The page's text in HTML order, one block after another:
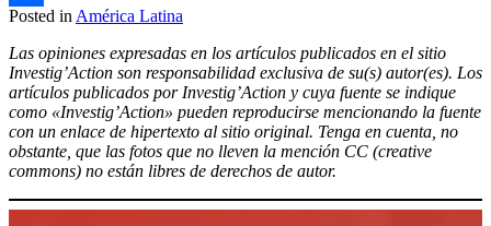
Compartir
Posted in América Latina
Las opiniones expresadas en los artículos publicados en el sitio
Investig’Action son responsabilidad exclusiva de su(s) autor(es). Los
artículos publicados por Investig’Action y cuya fuente se indique
como «Investig’Action» pueden reproducirse mencionando la fuente
con un enlace de hipertexto al sitio original. Tenga en cuenta, no
obstante, que las fotos que no lleven la mención CC (creative
commons) no están libres de derechos de autor.